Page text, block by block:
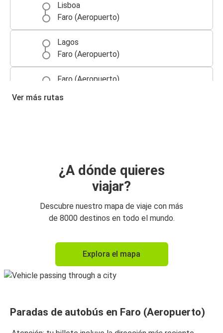
Lisboa
Faro (Aeropuerto)
Lagos
Faro (Aeropuerto)
Faro (Aeropuerto)
Faro (Aeropuerto)
Lisboa (Aeropuerto)
Faro (Aeropuerto)
Faro (Aeropuerto)
Portimao
Oporto
Ver más rutas
¿A dónde quieres
viajar?
Descubre nuestro mapa de viaje con más
de 8000 destinos en todo el mundo.
Explora el mapa
Paradas de autobús en Faro (Aeropuerto)